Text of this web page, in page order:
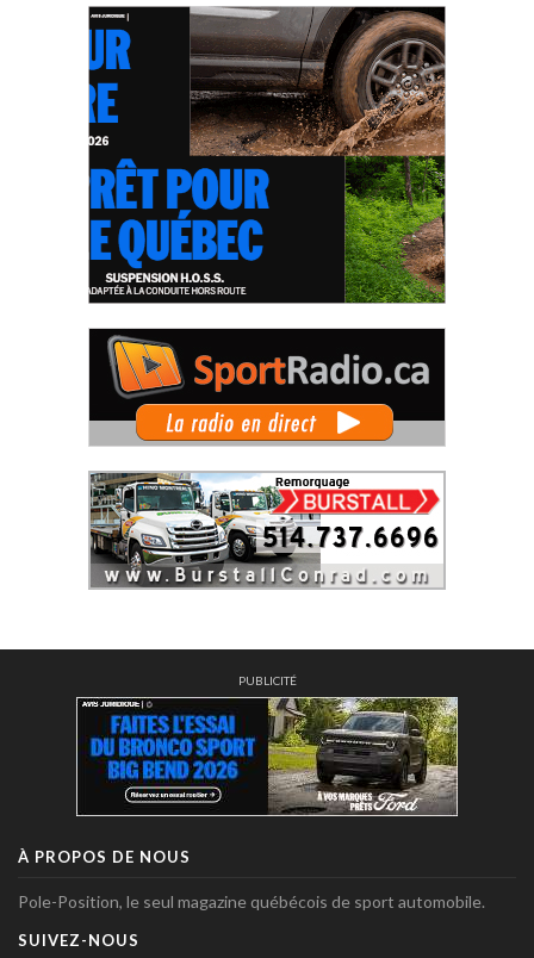
PUBLICITÉ
À PROPOS DE NOUS
Pole-Position, le seul magazine québécois de sport automobile.
SUIVEZ-NOUS